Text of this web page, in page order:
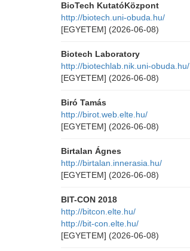
BioTech KutatóKözpont
http://biotech.uni-obuda.hu/
[EGYETEM] (2026-06-08)
Biotech Laboratory
http://biotechlab.nik.uni-obuda.hu/
[EGYETEM] (2026-06-08)
Biró Tamás
http://birot.web.elte.hu/
[EGYETEM] (2026-06-08)
Birtalan Ágnes
http://birtalan.innerasia.hu/
[EGYETEM] (2026-06-08)
BIT-CON 2018
http://bitcon.elte.hu/
http://bit-con.elte.hu/
[EGYETEM] (2026-06-08)